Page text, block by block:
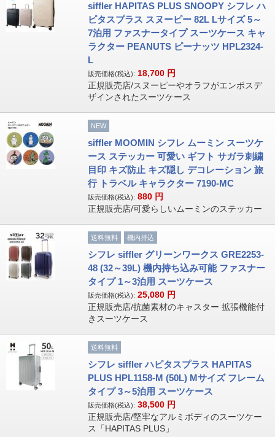
siffler HAPITAS PLUS SNOOPY シフレ ハ
ピタスプラス スヌーピー 82L Lサイズ 5～
7泊用 ファスナータイプ スーツケース キャ
ラクター PEANUTS ピーナッツ HPL2324-
L
販売価格(税込): 18,700 円
正規販売店/スヌーピーやオラフがエンボスデ
ザインされたスーツケース
NEW
siffler MOOMIN シフレ ムーミン スーツケ
ース ステッカー 可愛い ギフト サガラ刺繍
目印 キズ防止 キズ隠し デコレーション 旅
行 トラベル キャラクター 7190-MC
販売価格(税込): 880 円
正規販売店/可愛らしいムーミンのステッカー
送料無料 機内持込
シフレ siffler グリーンワークス GRE2253-
48 (32～39L) 機内持ち込み可能 ファスナー
タイプ 1～3泊用 スーツケース
販売価格(税込): 25,080 円
正規販売店/抗菌素材のキャスター 拡張機能付
きスーツケース
送料無料
シフレ siffler ハピタスプラス HAPITAS
PLUS HPL1158-M (50L) Mサイズ フレーム
タイプ 3～5泊用 スーツケース
販売価格(税込): 38,500 円
正規販売店/堅牢なアルミボディのスーツケー
ス「HAPITAS PLUS」